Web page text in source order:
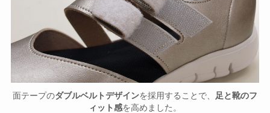
面テープのダブルベルトデザインを採用することで、
足と靴のフ
ィット感を高めました。